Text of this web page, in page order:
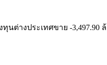
ทุนต่างประเทศขาย -3,497.90